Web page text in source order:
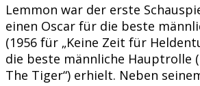
Lemmon war der erste
einen Oscar für die beste
(1956 für „Keine Zeit für
die beste männliche Hauptrolle
The Tiger“) erhielt. Neben